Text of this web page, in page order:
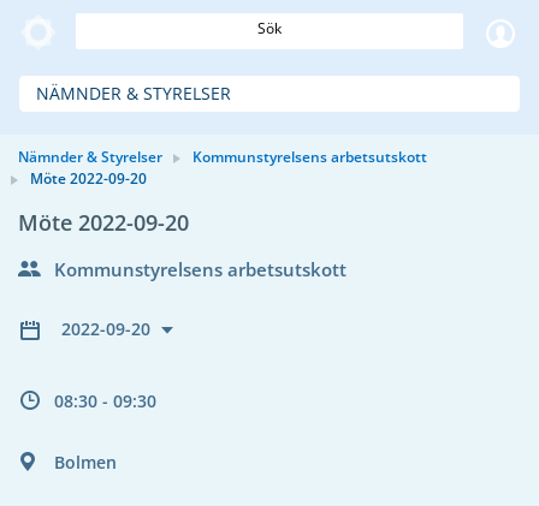
Sök
NÄMNDER & STYRELSER
Nämnder & Styrelser
Kommunstyrelsens arbetsutskott
Möte 2022-09-20
Möte 2022-09-20
Kommunstyrelsens arbetsutskott
2022-09-20
08:30 - 09:30
Bolmen